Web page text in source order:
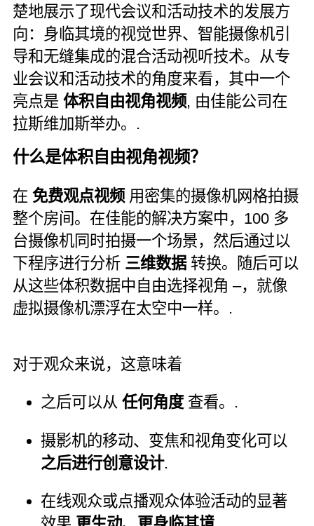
楚地展示了现代会议和活动技术的发展方
向：身临其境的视觉世界、智能摄像机引
导和无缝集成的混合活动视听技术。从专
业会议和活动技术的角度来看，其中一个
亮点是 体积自由视角视频, 由佳能公司在
拉斯维加斯举办。.
什么是体积自由视角视频？
在 免费观点视频 用密集的摄像机网格拍摄
整个房间。在佳能的解决方案中，100 多
台摄像机同时拍摄一个场景，然后通过以
下程序进行分析 三维数据转换。随后可以
从这些体积数据中自由选择视角 –，就像
虚拟摄像机漂浮在太空中一样。.
对于观众来说，这意味着
之后可以从 任何角度 查看。.
摄影机的移动、变焦和视角变化可以
之后进行创意设计.
在线观众或点播观众体验活动的显著